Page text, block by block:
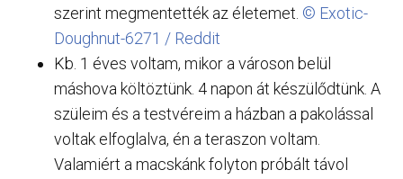
szerint megmentették az életemet. © Exotic-
Doughnut-6271 / Reddit
Kb. 1 éves voltam, mikor a városon belül
máshova költöztünk. 4 napon át készülődtünk. A
szüleim és a testvéreim a házban a pakolással
voltak elfoglalva, én a teraszon voltam.
Valamiért a macskánk folyton próbált távol